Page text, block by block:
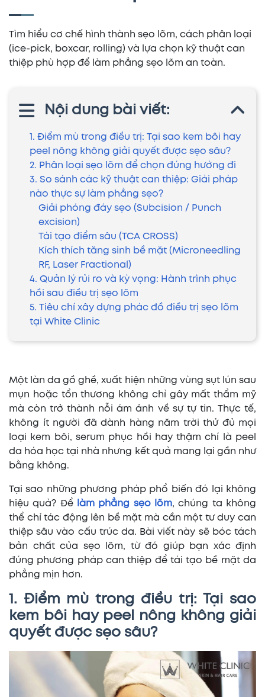
Tìm hiểu cơ chế hình thành sẹo lõm, cách phân loại
(ice-pick, boxcar, rolling) và lựa chọn kỹ thuật can
thiệp phù hợp để làm phẳng sẹo lõm an toàn.
Nội dung bài viết:
1. Điểm mù trong điều trị: Tại sao kem bôi hay
peel nông không giải quyết được sẹo sâu?
2. Phân loại sẹo lõm để chọn đúng hướng đi
3. So sánh các kỹ thuật can thiệp: Giải pháp
nào thực sự làm phẳng sẹo?
Giải phóng đáy sẹo (Subcision / Punch
excision)
Tái tạo điểm sâu (TCA CROSS)
Kích thích tăng sinh bề mặt (Microneedling
RF, Laser Fractional)
4. Quản lý rủi ro và kỳ vọng: Hành trình phục
hồi sau điều trị sẹo lõm
5. Tiêu chí xây dựng phác đồ điều trị sẹo lõm
tại White Clinic
Một làn da gồ ghề, xuất hiện những vùng sụt lún sau
mụn hoặc tổn thương không chỉ gây mất thẩm mỹ
mà còn trở thành nỗi ám ảnh về sự tự tin. Thực tế,
không ít người đã dành hàng năm trời thử đủ mọi
loại kem bôi, serum phục hồi hay thậm chí là peel
da hóa học tại nhà nhưng kết quả mang lại gần như
bằng không.
Tại sao những phương pháp phổ biến đó lại không
hiệu quả? Để
làm phẳng sẹo lõm, chúng ta không
thể chỉ tác động lên bề mặt mà cần một tư duy can
thiệp sâu vào cấu trúc da. Bài viết này sẽ bóc tách
bản chất của sẹo lõm, từ đó giúp bạn xác định
đúng phương pháp can thiệp để tái tạo bề mặt da
phẳng mịn hơn.
1. Điểm mù trong điều trị: Tại sao
kem bôi hay peel nông không giải
quyết được sẹo sâu?